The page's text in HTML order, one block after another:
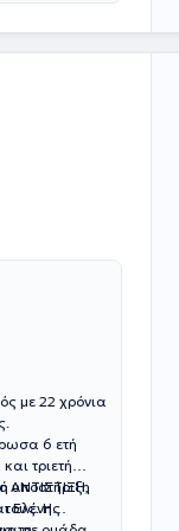
και η
κέντρο
με 22 χρόνια
6 ετή
τριετή
ΑΝΤΙΣΤΙΞΗ,
Ελένης
υποστήριξη
Η